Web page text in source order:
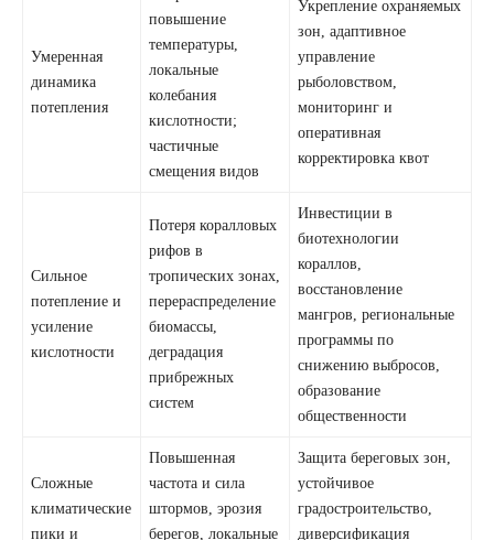
Умеренная
динамика
потепления
повышение
температуры,
локальные
колебания
кислотности;
частичные
смещения видов
Укрепление охраняемых
зон, адаптивное
управление
рыболовством,
мониторинг и
оперативная
корректировка квот
Сильное
потепление и
усиление
кислотности
Потеря коралловых
рифов в
тропических зонах,
перераспределение
биомассы,
деградация
прибрежных
систем
Инвестиции в
биотехнологии
кораллов,
восстановление
мангров, региональные
программы по
снижению выбросов,
образование
общественности
Сложные
климатические
пики и
Повышенная
частота и сила
штормов, эрозия
берегов, локальные
Защита береговых зон,
устойчивое
градостроительство,
диверсификация